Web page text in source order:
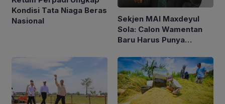
Kondisi Tata Niaga Beras
Nasional
Sekjen MAI Maxdeyul
Sola: Calon Wamentan
Baru Harus Punya
Holistik